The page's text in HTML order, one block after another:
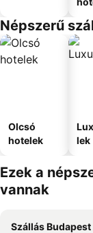
Népszerű
Olcsó
hotelek
lek
Ezek a
vannak
Szállás Budapest